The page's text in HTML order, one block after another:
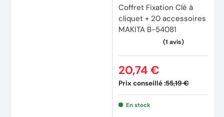
Coffret Fixation Clé à
cliquet + 20 accessoires
MAKITA B-54081
Prix conseillé :55,19 €
20,74 €
En stock